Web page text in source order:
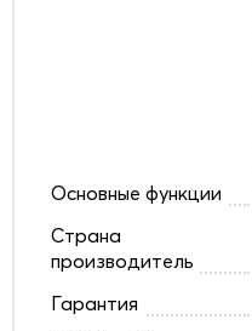
Основные функции
Страна
производитель
Гарантия